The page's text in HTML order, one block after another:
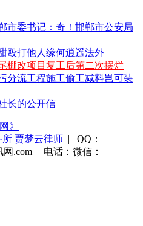
市委书记：奇！邯郸市公安局
殴打他人缘何逍遥法外
棚改项目复工后第二次摆烂
分流工程施工偷工减料岂可装
长的公开信
》
贾梦云律师 | QQ：
.com | 电话：微信：